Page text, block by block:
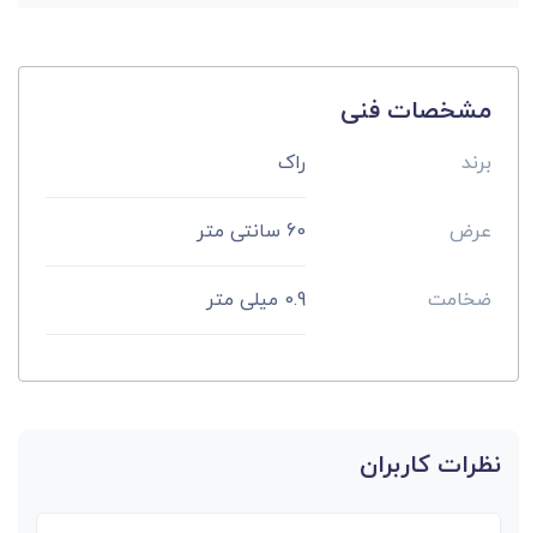
مشخصات فنی
برند راک
عرض 60 سانتی متر
ضخامت 0.9 میلی متر
نظرات کاربران